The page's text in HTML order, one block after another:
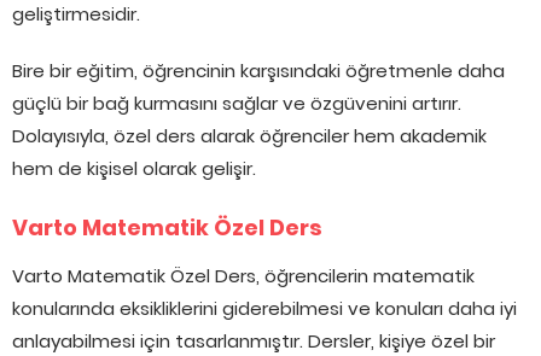
geliştirmesidir.
Bire bir eğitim, öğrencinin karşısındaki öğretmenle daha
güçlü bir bağ kurmasını sağlar ve özgüvenini artırır.
Dolayısıyla, özel ders alarak öğrenciler hem akademik
hem de kişisel olarak gelişir.
Varto Matematik Özel Ders
Varto Matematik Özel Ders, öğrencilerin matematik
konularında eksikliklerini giderebilmesi ve konuları daha iyi
anlayabilmesi için tasarlanmıştır. Dersler, kişiye özel bir